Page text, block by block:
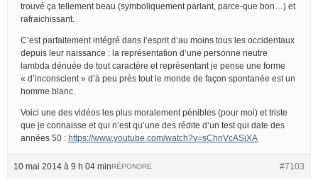
trouvé ça tellement beau (symboliquement parlant, parce-que bon…) et
rafraichissant.
C’est parfaitement intégré dans l’esprit d’au moins tous les occidentaux
depuis leur naissance : la représentation d’une personne neutre
lambda dénuée de tout caractère et représentant je pense une forme
« d’inconscient » d’à peu près tout le monde de façon spontanée est un
homme blanc.
Voici une des vidéos les plus moralement pénibles (pour moi) et triste
que je connaisse et qui n’est qu’une des rédite d’un test qui date des
années 50 : https://www.youtube.com/watch?v=sChnVcASjXA
10 mai 2014 à 9 h 04 min #7103
RÉPONDRE